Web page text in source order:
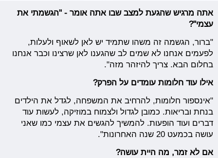
אתה מרגיש שהגעת למצב שבו אתה אומר - "הגשמתי את
עצמי"?
"ברור, הגשמה זה משהו שתמיד יש לאן לשאוף ולעלות,
לפעמים אנחנו לא שמים לב שהגענו לאן שרצינו וכבר אנחנו
בחלום הבא. צריך להיזהר מזה".
אילו עוד חלומות עומדים על הפרק?
"אינספור חלומות, להרחיב את המשפחה, לגדל את הילדים
בנחת ובריאות. כמובן לגדול ולצמוח במוזיקה, לעשות עוד
דברים ועוד הופעות. להמשיך להגשים את עצמי כמו שאני
עושה בכמעט 20 שנה האחרונות".
אם לא זמר, מה היית עושה?